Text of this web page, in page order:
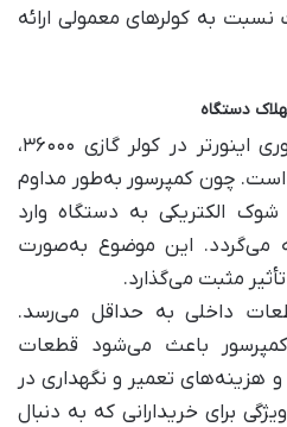
نسبت به کولرهای معمولی ارائه
دستگاه
یکی از مهم‌ترین مزایای فناوری اینورتر در کولر گازی ۳۶۰۰۰،
چون کمپرسور به‌طور مداوم
الکتریکی به دستگاه وارد
می‌گردد. این موضوع به‌صورت
مثبت می‌گذارد.
داخلی به حداقل می‌رسد.
باعث می‌شود قطعات
هزینه‌های تعمیر و نگهداری در
برای خریدارانی که به دنبال